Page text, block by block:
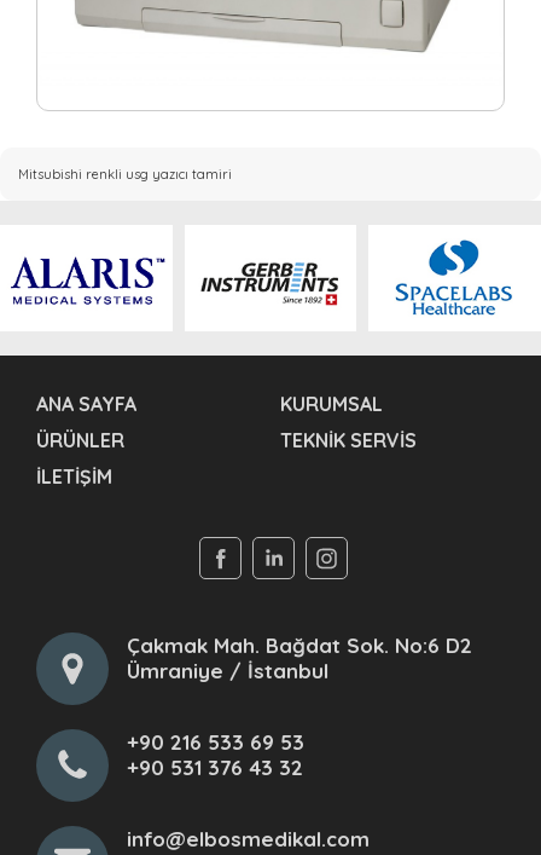
Mitsubishi renkli usg yazıcı tamiri
ANA SAYFA
KURUMSAL
ÜRÜNLER
TEKNİK SERVİS
İLETİŞİM
Çakmak Mah. Bağdat Sok. No:6 D2
Ümraniye / İstanbul
+90 216 533 69 53
+90 531 376 43 32
info@elbosmedikal.com